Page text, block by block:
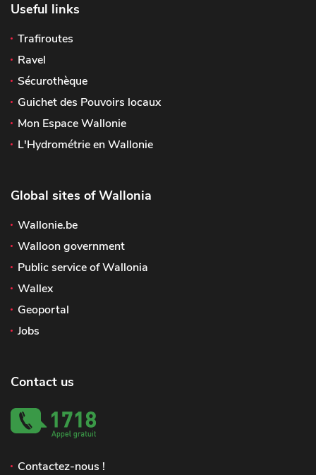
Useful links
Trafiroutes
Ravel
Sécurothèque
Guichet des Pouvoirs locaux
Mon Espace Wallonie
L'Hydrométrie en Wallonie
Global sites of Wallonia
Wallonie.be
Walloon government
Public service of Wallonia
Wallex
Geoportal
Jobs
Contact us
Contactez-nous !